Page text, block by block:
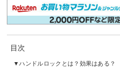
目次
ハンドルロックとは？効果はある？